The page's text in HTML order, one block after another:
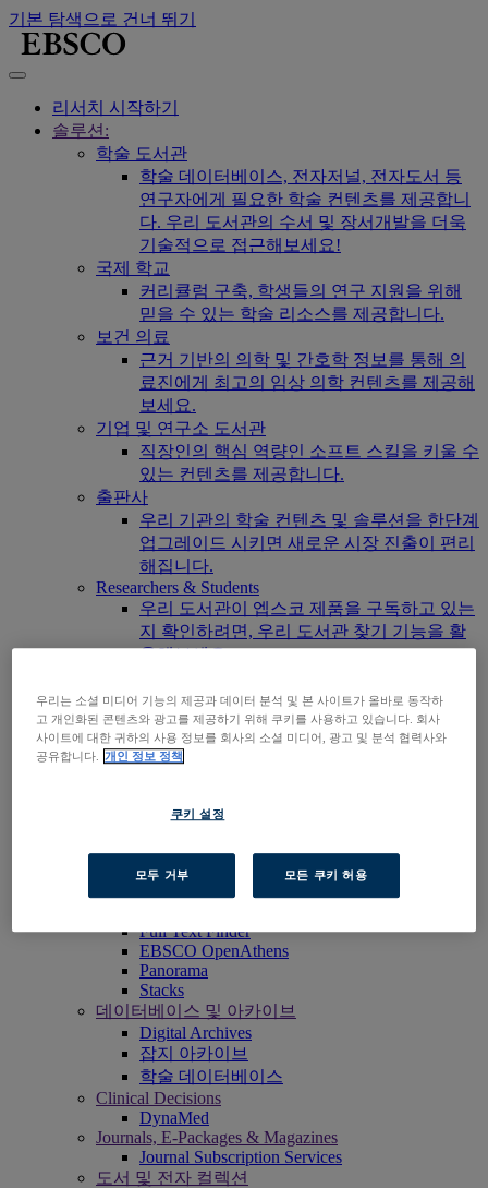
기본 탐색으로 건너 뛰기
리서치 시작하기
솔루션:
학술 도서관
학술 데이터베이스, 전자저널, 전자도서 등
연구자에게 필요한 학술 컨텐츠를 제공합니
다. 우리 도서관의 수서 및 장서개발을 더욱
기술적으로 접근해보세요!
국제 학교
커리큘럼 구축, 학생들의 연구 지원을 위해
믿을 수 있는 학술 리소스를 제공합니다.
보건 의료
근거 기반의 의학 및 간호학 정보를 통해 의
료진에게 최고의 임상 의학 컨텐츠를 제공해
보세요.
기업 및 연구소 도서관
직장인의 핵심 역량인 소프트 스킬을 키울 수
있는 컨텐츠를 제공합니다.
출판사
우리 기관의 학술 컨텐츠 및 솔루션을 한단계
업그레이드 시키면 새로운 시장 진출이 편리
해집니다.
Researchers & Students
우리 도서관이 엡스코 제품을 구독하고 있는
지 확인하려면, 우리 도서관 찾기 기능을 활
용해보세요.
제품 살펴보기
문의하기
제품군
기술 및 발견
EBSCO Discovery Service
엡스코 모바일 앱
EBSCOadmin
EBSCOhost Research Platform
Full Text Finder
EBSCO OpenAthens
Panorama
Stacks
데이터베이스 및 아카이브
Digital Archives
잡지 아카이브
학술 데이터베이스
Clinical Decisions
DynaMed
Journals, E-Packages & Magazines
Journal Subscription Services
도서 및 전자 컬렉션
우리는 소셜 미디어 기능의 제공과 데이터 분석 및 본 사이트가 올바로 동작하
고 개인화된 콘텐츠와 광고를 제공하기 위해 쿠키를 사용하고 있습니다. 회사
사이트에 대한 귀하의 사용 정보를 회사의 소셜 미디어, 광고 및 분석 협력사와
공유합니다.
개인 정보 정책
쿠키 설정
모두 거부 모든 쿠키 허용